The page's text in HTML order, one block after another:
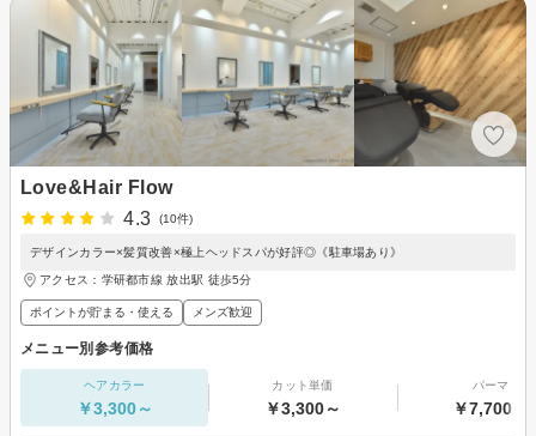
Love&Hair Flow
4.3
(10件)
デザインカラー×髪質改善×極上ヘッドスパが好評◎《駐車場あり》
アクセス：学研都市線 放出駅 徒歩5分
ポイントが貯まる・使える メンズ歓迎
メニュー別参考価格
ヘアカラー
￥3,300～
カット単価
￥3,300～
パーマ
￥7,700～